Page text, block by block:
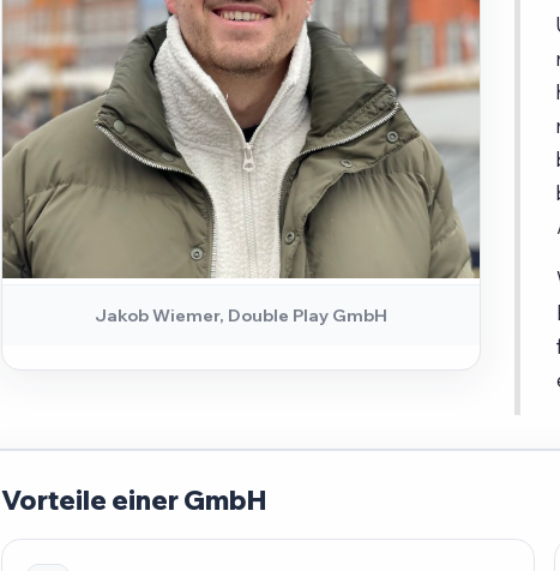
Jakob Wiemer, Double Play GmbH
Vorteile einer GmbH